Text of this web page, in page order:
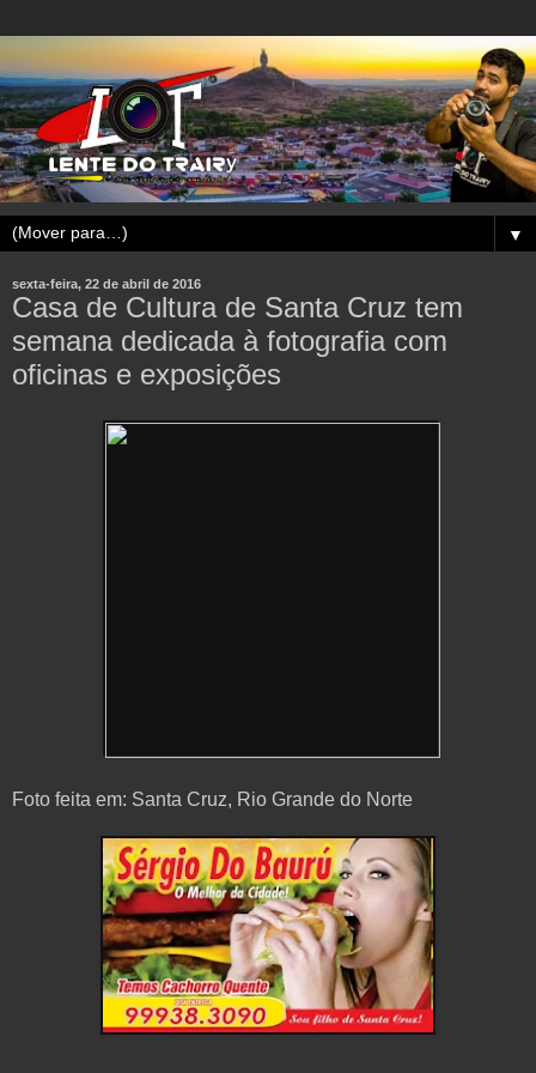
▼
sexta-feira, 22 de abril de 2016
Casa de Cultura de Santa Cruz tem
semana dedicada à fotografia com
oficinas e exposições
Foto feita em: Santa Cruz, Rio Grande do Norte